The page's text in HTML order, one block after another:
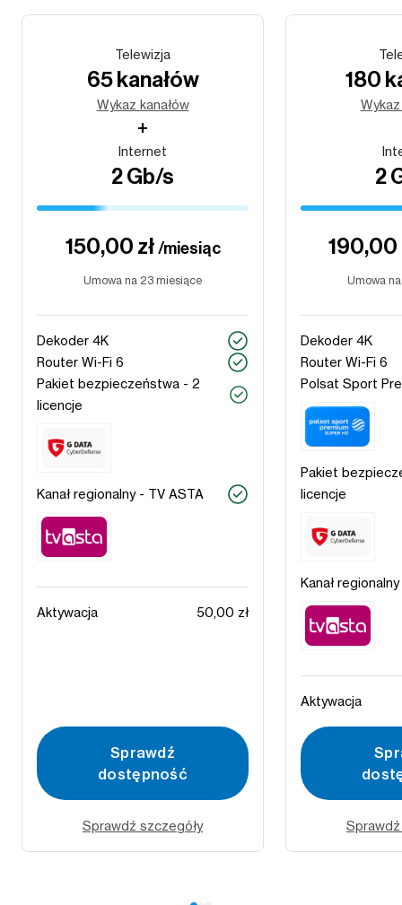
Telewizja
65 kanałów
Wykaz kanałów
+
Internet
2 Gb/s
150,00 zł /miesiąc
Umowa na 23 miesiące
Dekoder 4K
Router Wi-Fi 6
Pakiet bezpieczeństwa - 2
licencje
Kanał regionalny - TV ASTA
Aktywacja 50,00 zł
Sprawdź
dostępność
Sprawdź szczegóły
180
Wykaz
2
190,00
Umowa
Dekoder 4K
Router Wi-Fi 6
Polsat Sport
Pakiet
licencje
Kanał
Aktywacja